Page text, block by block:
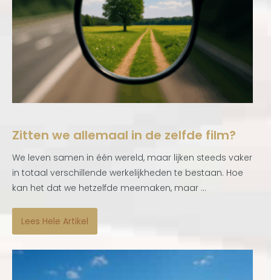
Zitten we allemaal in de zelfde film?
We leven samen in één wereld, maar lijken steeds vaker
in totaal verschillende werkelijkheden te bestaan. Hoe
kan het dat we hetzelfde meemaken, maar ...
Lees Hele Artikel